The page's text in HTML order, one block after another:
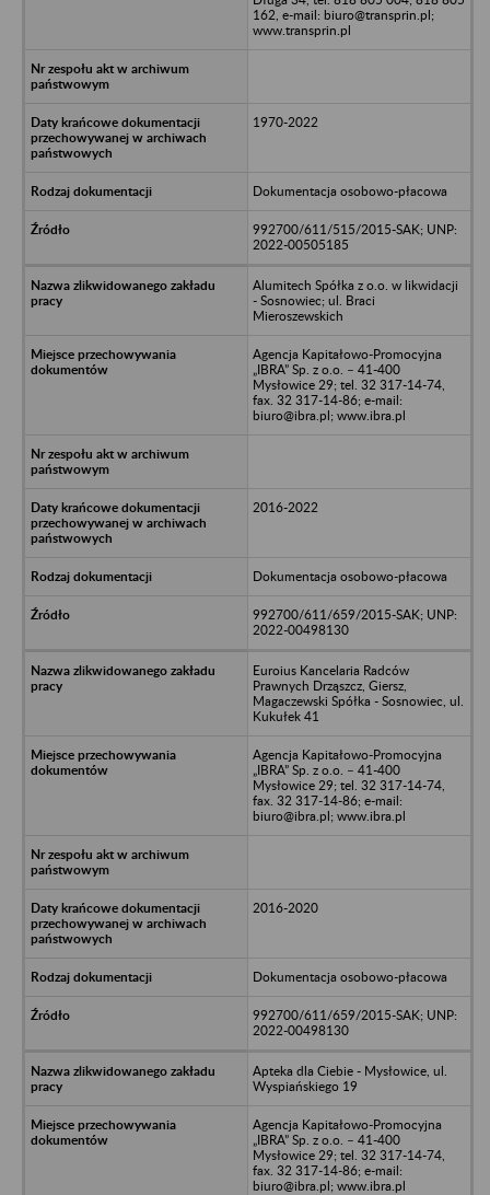
162, e-mail: biuro@transprin.pl;
www.transprin.pl
1970-2022
Dokumentacja osobowo-płacowa
992700/611/515/2015-SAK; UNP:
2022-00505185
Alumitech Spółka z o.o. w likwidacji
- Sosnowiec; ul. Braci
Mieroszewskich
Agencja Kapitałowo-Promocyjna
„IBRA” Sp. z o.o. – 41-400
Mysłowice 29; tel. 32 317-14-74,
fax. 32 317-14-86; e-mail:
biuro@ibra.pl; www.ibra.pl
2016-2022
Dokumentacja osobowo-płacowa
992700/611/659/2015-SAK; UNP:
2022-00498130
Euroius Kancelaria Radców
Prawnych Drząszcz, Giersz,
Magaczewski Spółka - Sosnowiec, ul.
Kukułek 41
Agencja Kapitałowo-Promocyjna
„IBRA” Sp. z o.o. – 41-400
Mysłowice 29; tel. 32 317-14-74,
fax. 32 317-14-86; e-mail:
biuro@ibra.pl; www.ibra.pl
2016-2020
Dokumentacja osobowo-płacowa
992700/611/659/2015-SAK; UNP:
2022-00498130
Apteka dla Ciebie - Mysłowice, ul.
Wyspiańskiego 19
Agencja Kapitałowo-Promocyjna
„IBRA” Sp. z o.o. – 41-400
Mysłowice 29; tel. 32 317-14-74,
fax. 32 317-14-86; e-mail:
biuro@ibra.pl; www.ibra.pl